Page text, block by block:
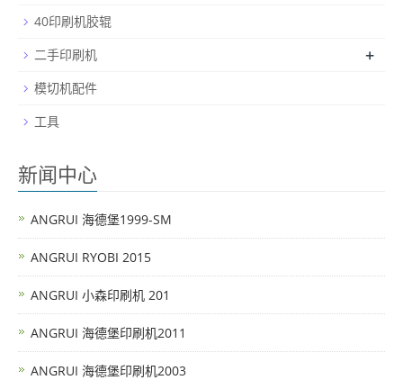
40印刷机胶辊
二手印刷机
+
模切机配件
工具
新闻中心
ANGRUI 海德堡1999-SM
ANGRUI RYOBI 2015
ANGRUI 小森印刷机 201
ANGRUI 海德堡印刷机2011
ANGRUI 海德堡印刷机2003